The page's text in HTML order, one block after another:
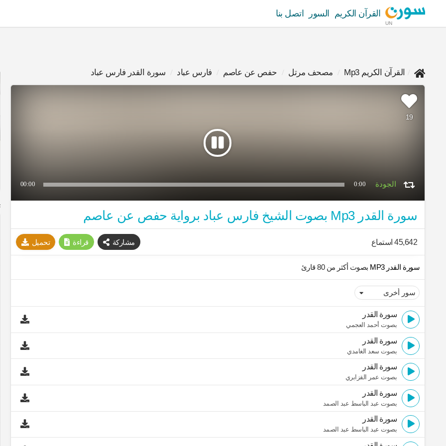
UN
القرآن الكريم السور اتصل بنا
القرآن الكريم Mp3 مصحف مرتل حفص عن عاصم فارس عباد سورة القدر فارس عباد
19
00:00 0:00
سورة القدر Mp3 بصوت الشيخ فارس عباد برواية حفص عن عاصم
45,642 استماع تحميل قراءة مشاركة
سورة القدر MP3 بصوت أكثر من 80 قارئ
سورة القدر
بصوت أحمد العجمي
سورة القدر
بصوت سعد الغامدي
سورة القدر
بصوت عمر القزابري
سورة القدر
بصوت عبد الباسط عبد الصمد
سورة القدر
بصوت عبد الباسط عبد الصمد